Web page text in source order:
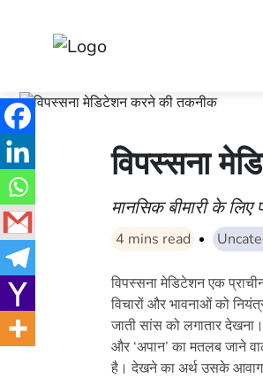
विपस्सना
मानसिक बीमारी के
4 mins read
विपस्सना मेडिटेशन एक
विचारों और भावनाओं को
जाती सांस को लगातार
और ‘अपान’ का मतलब जाने
है। देखने का अर्थ उसके